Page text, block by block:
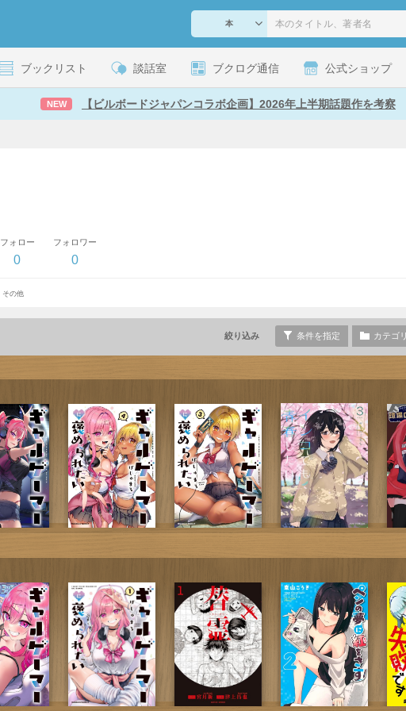
ブックリスト 談話室 ブクログ通信 公式ショップ
NEW 【ビルボードジャパンコラボ企画】2026年上半期話題作を考察
フォロー
0
フォロワー
0
その他
絞り込み 条件を指定 カテゴリ